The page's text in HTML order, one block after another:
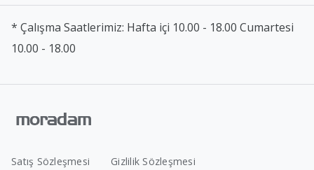
* Çalışma Saatlerimiz: Hafta içi 10.00 - 18.00 Cumartesi
10.00 - 18.00
Satış Sözleşmesi Gizlilik Sözleşmesi